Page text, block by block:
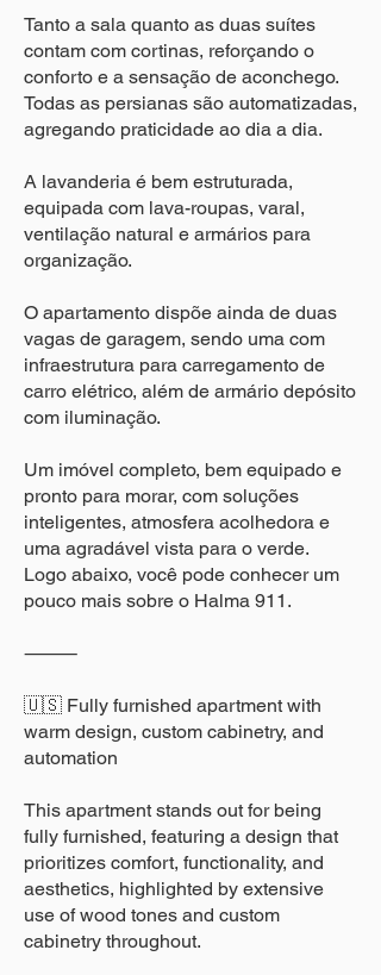
Tanto a sala quanto as duas suítes
contam com cortinas, reforçando o
conforto e a sensação de aconchego.
Todas as persianas são automatizadas,
agregando praticidade ao dia a dia.
A lavanderia é bem estruturada,
equipada com lava-roupas, varal,
ventilação natural e armários para
organização.
O apartamento dispõe ainda de duas
vagas de garagem, sendo uma com
infraestrutura para carregamento de
carro elétrico, além de armário depósito
com iluminação.
Um imóvel completo, bem equipado e
pronto para morar, com soluções
inteligentes, atmosfera acolhedora e
uma agradável vista para o verde.
Logo abaixo, você pode conhecer um
pouco mais sobre o Halma 911.
⸻
🇺🇸 Fully furnished apartment with
warm design, custom cabinetry, and
automation
This apartment stands out for being
fully furnished, featuring a design that
prioritizes comfort, functionality, and
aesthetics, highlighted by extensive
use of wood tones and custom
cabinetry throughout.